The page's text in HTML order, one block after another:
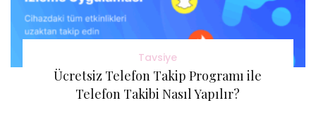
Tavsiye
Ücretsiz Telefon Takip Programı ile
Telefon Takibi Nasıl Yapılır?